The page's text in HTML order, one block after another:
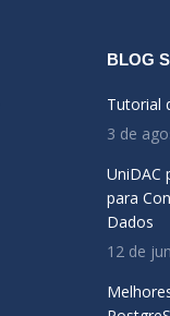
BLOG
Tutorial
3 de
UniDAC
para
Dados
12 de